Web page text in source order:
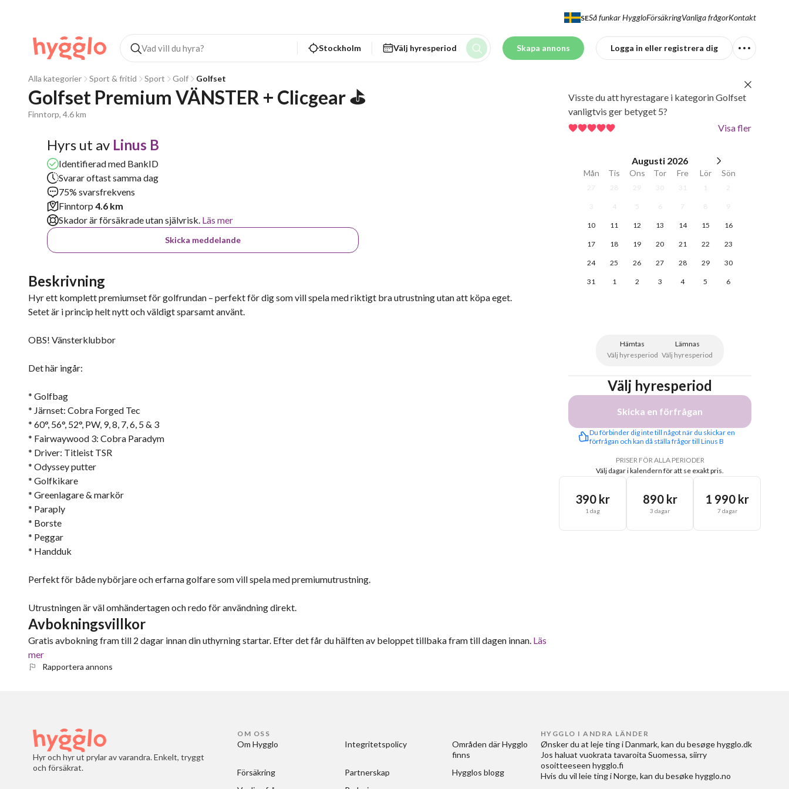
SESå funkar HyggloFörsäkringVanliga frågorKontakt
Stockholm Välj hyresperiod Skapa annons Logga in eller registrera dig
Alla kategorier Sport & fritid Sport Golf Golfset
Golfset Premium VÄNSTER + Clicgear ⛳️
Finntorp, 4.6 km
Hyrs ut av Linus B
Identifierad med BankID
Svarar oftast samma dag
75% svarsfrekvens
Finntorp 4.6 km
Skador är försäkrade utan självrisk. Läs mer
Skicka meddelande
Beskrivning
Hyr ett komplett premiumset för golfrundan – perfekt för dig som vill spela med riktigt bra utrustning utan att köpa eget.
Setet är i princip helt nytt och väldigt sparsamt använt.
OBS! Vänsterklubbor
Det här ingår:
* Golfbag
* Järnset: Cobra Forged Tec
* 60°, 56°, 52°, PW, 9, 8, 7, 6, 5 & 3
* Fairwaywood 3: Cobra Paradym
* Driver: Titleist TSR
* Odyssey putter
* Golfkikare
* Greenlagare & markör
* Paraply
* Borste
* Peggar
* Handduk
Perfekt för både nybörjare och erfarna golfare som vill spela med premiumutrustning.
Utrustningen är väl omhändertagen och redo för användning direkt.
Avbokningsvillkor
Gratis avbokning fram till 2 dagar innan din uthyrning startar. Efter det får du hälften av beloppet tillbaka fram till dagen innan. Läs
mer
Visste du att hyrestagare i kategorin Golfset
vanligtvis ger betyget 5?
Visa fler
Augusti 2026
Mån Tis Ons Tor Fre Lör Sön
27 28 29 30 31 1 2
3 4 5 6 7 8 9
10 11 12 13 14 15 16
17 18 19 20 21 22 23
24 25 26 27 28 29 30
31 1 2 3 4 5 6
Hämtas
Välj hyresperiod
Lämnas
Välj hyresperiod
Välj hyresperiod
Skicka en förfrågan
Du förbinder dig inte till något när du skickar en
förfrågan och kan då ställa frågor till Linus B
PRISER FÖR ALLA PERIODER
Välj dagar i kalendern för att se exakt pris.
390 kr
1 dag
890 kr
3 dagar
1 990 kr
7 dagar
Rapportera annons
Hyr och hyr ut prylar av varandra. Enkelt, tryggt
och försäkrat.
OM OSS
Om Hygglo
Försäkring
Integritetspolicy
Partnerskap
Områden där Hygglo
finns
Hygglos blogg
HYGGLO I ANDRA LÄNDER
Ønsker du at leje ting i Danmark, kan du besøge hygglo.dk
Jos haluat vuokrata tavaroita Suomessa, siirry
osoitteeseen hygglo.fi
Hvis du vil leie ting i Norge, kan du besøke hygglo.no